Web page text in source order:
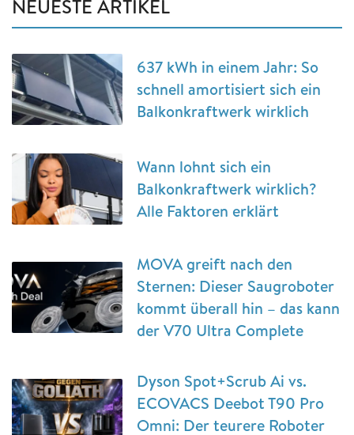
NEUESTE ARTIKEL
637 kWh in einem Jahr: So
schnell amortisiert sich ein
Balkonkraftwerk wirklich
Wann lohnt sich ein
Balkonkraftwerk wirklich?
Alle Faktoren erklärt
MOVA greift nach den
Sternen: Dieser Saugroboter
kommt überall hin – das kann
der V70 Ultra Complete
Dyson Spot+Scrub Ai vs.
ECOVACS Deebot T90 Pro
Omni: Der teurere Roboter